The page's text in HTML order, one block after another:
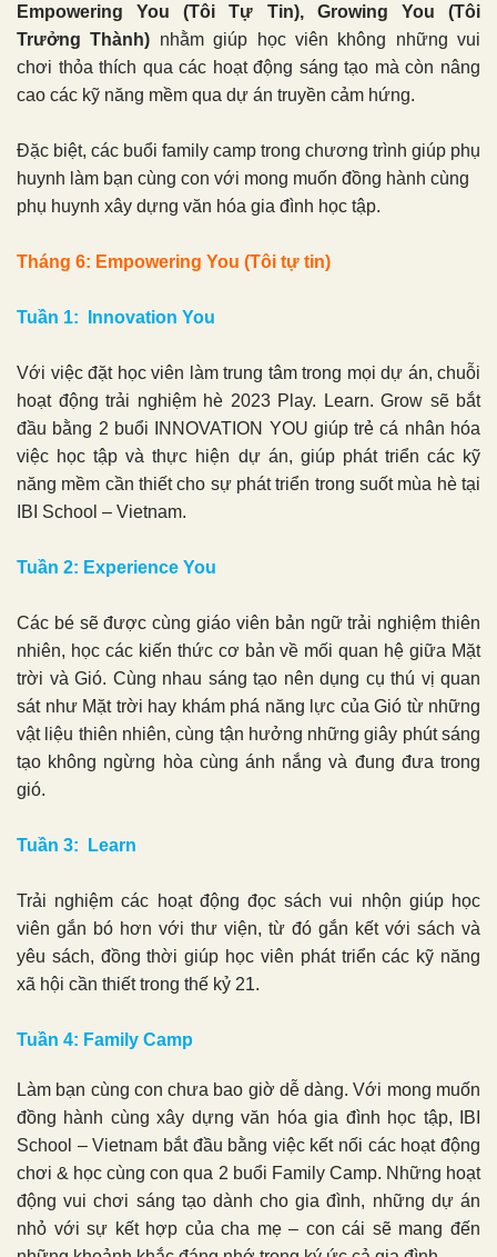
Empowering You (Tôi Tự Tin), Growing You (Tôi
Trưởng Thành) nhằm giúp học viên không những vui
chơi thỏa thích qua các hoạt động sáng tạo mà còn nâng
cao các kỹ năng mềm qua dự án truyền cảm hứng.
Đặc biệt, các buổi family camp trong chương trình giúp phụ
huynh làm bạn cùng con với mong muốn đồng hành cùng
phụ huynh xây dựng văn hóa gia đình học tập.
Tháng 6: Empowering You (Tôi tự tin)
Tuần 1: Innovation You
Với việc đặt học viên làm trung tâm trong mọi dự án, chuỗi
hoạt động trải nghiệm hè 2023 Play. Learn. Grow sẽ bắt
đầu bằng 2 buổi INNOVATION YOU giúp trẻ cá nhân hóa
việc học tập và thực hiện dự án, giúp phát triển các kỹ
năng mềm cần thiết cho sự phát triển trong suốt mùa hè tại
IBI School – Vietnam.
Tuần 2: Experience You
Các bé sẽ được cùng giáo viên bản ngữ trải nghiệm thiên
nhiên, học các kiến thức cơ bản về mối quan hệ giữa Mặt
trời và Gió. Cùng nhau sáng tạo nên dụng cụ thú vị quan
sát như Mặt trời hay khám phá năng lực của Gió từ những
vật liệu thiên nhiên, cùng tận hưởng những giây phút sáng
tạo không ngừng hòa cùng ánh nắng và đung đưa trong
gió.
Tuần 3: Learn
Trải nghiệm các hoạt động đọc sách vui nhộn giúp học
viên gắn bó hơn với thư viện, từ đó gắn kết với sách và
yêu sách, đồng thời giúp học viên phát triển các kỹ năng
xã hội cần thiết trong thế kỷ 21.
Tuần 4: Family Camp
Làm bạn cùng con chưa bao giờ dễ dàng. Với mong muốn
đồng hành cùng xây dựng văn hóa gia đình học tập, IBI
School – Vietnam bắt đầu bằng việc kết nối các hoạt động
chơi & học cùng con qua 2 buổi Family Camp. Những hoạt
động vui chơi sáng tạo dành cho gia đình, những dự án
nhỏ với sự kết hợp của cha mẹ – con cái sẽ mang đến